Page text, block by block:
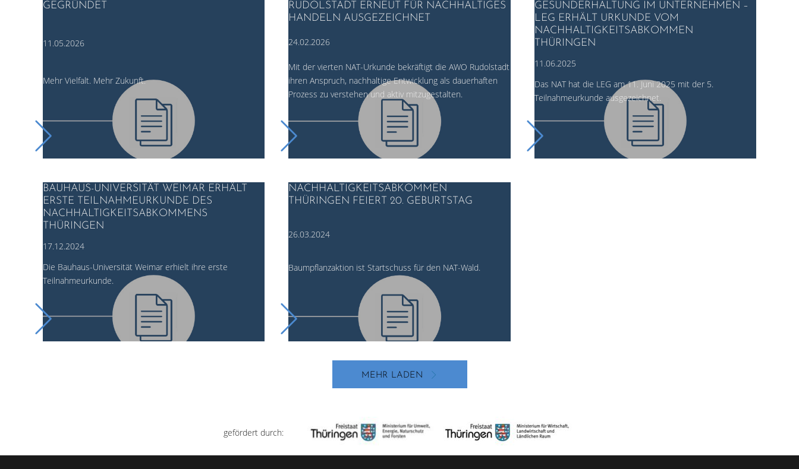
GEGRÜNDET
11.05.2026
Mehr Vielfalt. Mehr Zukunft.
RUDOLSTADT ERNEUT FÜR NACHHALTIGES
HANDELN AUSGEZEICHNET
24.02.2026
Mit der vierten NAT-Urkunde bekräftigt die AWO Rudolstadt
ihren Anspruch, nachhaltige Entwicklung als dauerhaften
Prozess zu verstehen und aktiv mitzugestalten.
GESUNDERHALTUNG IM UNTERNEHMEN –
LEG ERHÄLT URKUNDE VOM
NACHHALTIGKEITSABKOMMEN
THÜRINGEN
11.06.2025
Das NAT hat die LEG am 11. Juni 2025 mit der 5.
Teilnahmeurkunde ausgezeichnet.
BAUHAUS-UNIVERSITÄT WEIMAR ERHÄLT
ERSTE TEILNAHMEURKUNDE DES
NACHHALTIGKEITSABKOMMENS
THÜRINGEN
17.12.2024
Die Bauhaus-Universität Weimar erhielt ihre erste
Teilnahmeurkunde.
NACHHALTIGKEITSABKOMMEN
THÜRINGEN FEIERT 20. GEBURTSTAG
26.03.2024
Baumpflanzaktion ist Startschuss für den NAT-Wald.
MEHR LADEN
gefördert durch: